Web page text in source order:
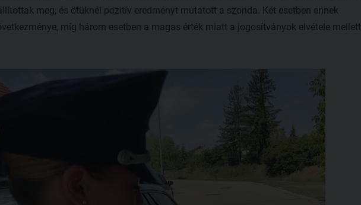
meg, és ötüknél pozitív eredményt mutatott a szonda. Két esetben ennek
míg három esetben a magas érték miatt a jogosítványok elvétele mellett